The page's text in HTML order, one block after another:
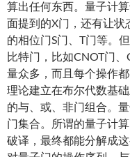
算出任何东西。量子计
面提到的X门，还有让
的相位门S门、T门等。
比特门，比如CNOT门
量众多，而且每个操作
理论建立在布尔代数基
的与、或、非门组合。
门集合。所谓的量子计
破译，最终都能分解成